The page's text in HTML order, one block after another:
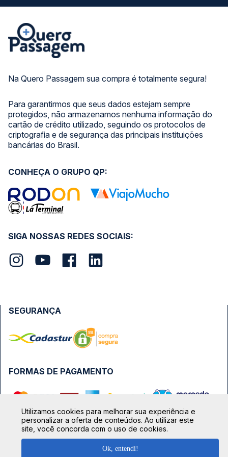
Na Quero Passagem sua compra é totalmente segura!
Para garantirmos que seus dados estejam sempre
protegidos, não armazenamos nenhuma informação do
cartão de crédito utilizado, seguindo os protocolos de
criptografia e de segurança das principais instituições
bancárias do Brasil.
SIGA NOSSAS REDES SOCIAIS:
CONHEÇA O GRUPO QP:
FORMAS DE PAGAMENTO
SEGURANÇA
Utilizamos cookies para melhorar sua experiência e
personalizar a oferta de conteúdos. Ao utilizar este
site, você concorda com o uso de cookies.
Ok, entendi!